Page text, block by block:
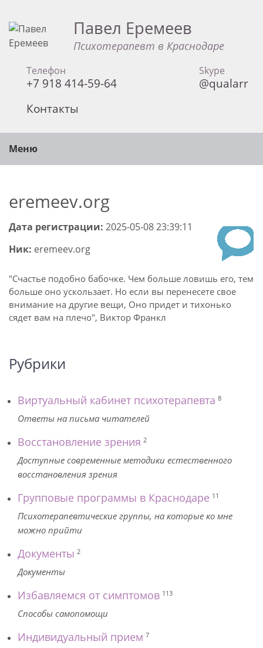
Павел Еремеев
Психотерапевт в Краснодаре
Телефон
+7 918 414-59-64
Skype
@qualarr
Контакты
Меню
eremeev.org
Дата регистрации: 2025-05-08 23:39:11
Ник: eremeev.org
"Счастье подобно бабочке. Чем больше ловишь его, тем
больше оно ускользает. Но если вы перенесете свое
внимание на другие вещи, Оно придет и тихонько
сядет вам на плечо", Виктор Франкл
Рубрики
Виртуальный кабинет психотерапевта 8
Ответы на письма читателей
Восстановление зрения 2
Доступные современные методики естественного
восстановления зрения
Групповые программы в Краснодаре 11
Психотерапевтические группы, на которые ко мне
можно прийти
Документы 2
Документы
Избавляемся от симптомов 113
Способы самопомощи
Индивидуальный прием 7